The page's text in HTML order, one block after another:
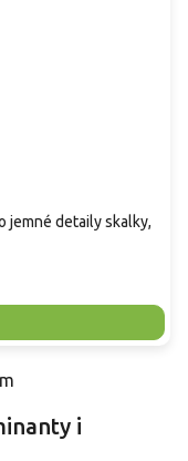
jemné detaily skalky,
i